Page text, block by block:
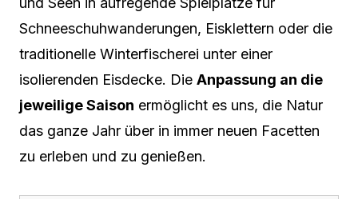
Schneeschuhwanderungen, Eisklettern oder die
traditionelle Winterfischerei unter einer
isolierenden Eisdecke. Die Anpassung an die
jeweilige Saison ermöglicht es uns, die Natur
das ganze Jahr über in immer neuen Facetten
zu erleben und zu genießen.